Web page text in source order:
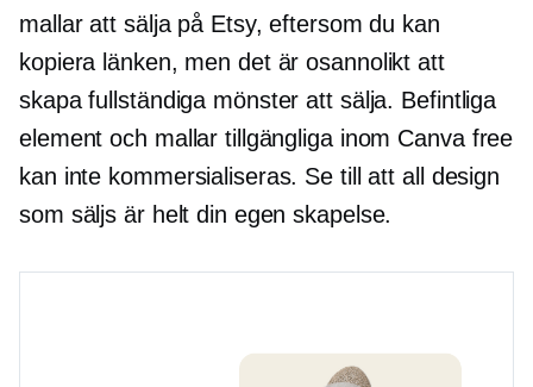
mallar att sälja på Etsy, eftersom du kan
kopiera länken, men det är osannolikt att
skapa fullständiga mönster att sälja. Befintliga
element och mallar tillgängliga inom Canva free
kan inte kommersialiseras. Se till att all design
som säljs är helt din egen skapelse.